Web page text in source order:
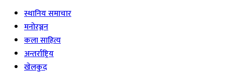
स्थानिय समाचार
मनोरञ्जन
कला साहित्य
अन्तर्राष्ट्रिय
खेलकुद